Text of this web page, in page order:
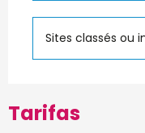
Sites classés ou
Tarifas